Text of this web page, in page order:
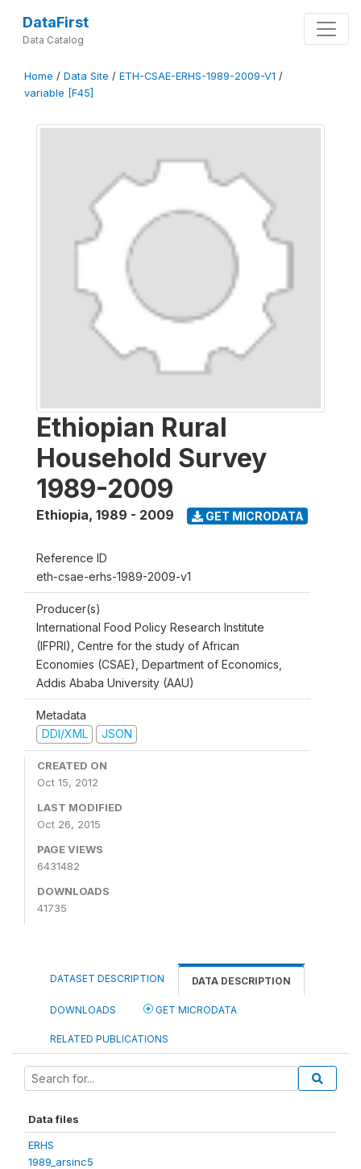
DataFirst
Data Catalog
Home / Data Site / ETH-CSAE-ERHS-1989-2009-V1 /
variable [F45]
Ethiopian Rural
Household Survey
1989-2009
Ethiopia, 1989 - 2009 GET MICRODATA
Reference ID
eth-csae-erhs-1989-2009-v1
Producer(s)
International Food Policy Research Institute
(IFPRI), Centre for the study of African
Economies (CSAE), Department of Economics,
Addis Ababa University (AAU)
Metadata
DDI/XML
JSON
CREATED ON
Oct 15, 2012
LAST MODIFIED
Oct 26, 2015
PAGE VIEWS
6431482
DOWNLOADS
41735
DATASET DESCRIPTION DATA DESCRIPTION
DOWNLOADS GET MICRODATA
RELATED PUBLICATIONS
Data files
ERHS
1989_arsinc5